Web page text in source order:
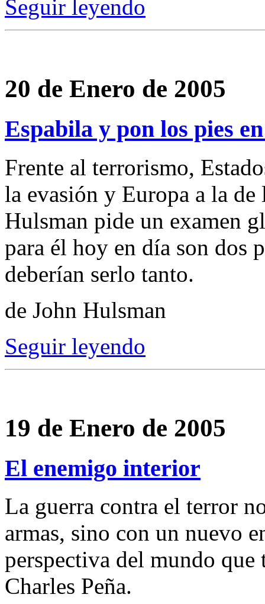
Seguir leyendo
20 de Enero de 2005
Espabila y pon los pies
Frente al terrorismo,
la evasión y Europa a la
Hulsman pide un examen
para él hoy en día son dos
deberían serlo tanto.
de John Hulsman
Seguir leyendo
19 de Enero de 2005
El enemigo interior
La guerra contra el terror
armas, sino con un nuevo
perspectiva del mundo
Charles Peña.